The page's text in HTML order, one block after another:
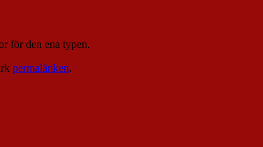
för den ena typen.
permalänken.